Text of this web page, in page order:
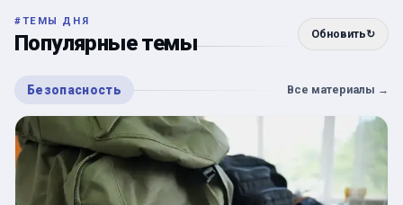
#ТЕМЫ ДНЯ
Популярные темы Обновить↻
Безопасность Все материалы →